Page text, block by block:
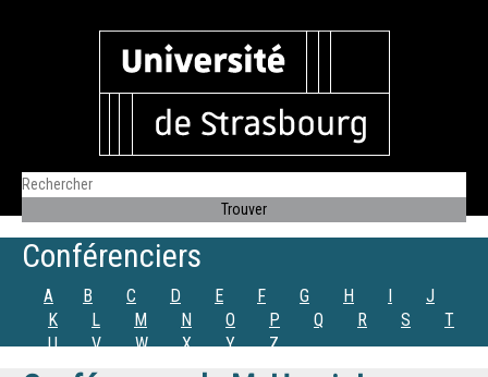
Conférenciers
A B C D E F G H I
J
K
L M N O P Q R S
T
U
V W X Y Z